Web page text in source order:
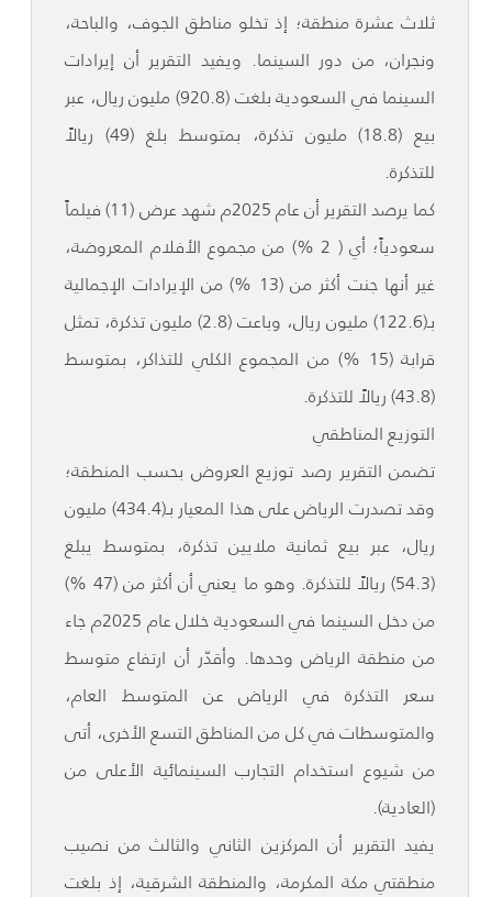
ثلاث عشرة منطقة؛ إذ تخلو مناطق الجوف، والباحة،
ونجران، من دور السينما. ويفيد التقرير أن إيرادات
السينما في السعودية بلغت (920.8) مليون ريال، عبر
بيع (18.8) مليون تذكرة، بمتوسط بلغ (49) ريالاً
للتذكرة.
كما يرصد التقرير أن عام 2025م شهد عرض (11) فيلماً
سعودياً؛ أي ( 2 %) من مجموع الأفلام المعروضة،
غير أنها جنت أكثر من (13 %) من الإيرادات الإجمالية
بـ(122.6) مليون ريال، وباعت (2.8) مليون تذكرة، تمثل
قرابة (15 %) من المجموع الكلي للتذاكر، بمتوسط
التوزيع المناطقي
تضمن التقرير رصد توزيع العروض بحسب المنطقة؛
وقد تصدرت الرياض على هذا المعيار بـ(434.4) مليون
ريال، عبر بيع ثمانية ملايين تذكرة، بمتوسط يبلغ
(54.3) ريالاً للتذكرة. وهو ما يعني أن أكثر من (47 %)
من دخل السينما في السعودية خلال عام 2025م جاء
من منطقة الرياض وحدها. وأقدّر أن ارتفاع متوسط
سعر التذكرة في الرياض عن المتوسط العام،
والمتوسطات في كل من المناطق التسع الأخرى، أتى
من شيوع استخدام التجارب السينمائية الأعلى من
(العادية).
يفيد التقرير أن المركزين الثاني والثالث من نصيب
منطقتي مكة المكرمة، والمنطقة الشرقية، إذ بلغت